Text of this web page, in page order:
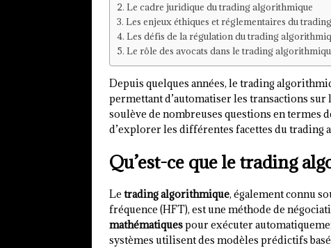
Le cadre juridique du trading algorithmique
Les enjeux éthiques et réglementaires du
Les défis de la régulation du trading
Le rôle des avocats dans le trading
Depuis quelques années, le trading
permettant d’automatiser les transactions
soulève de nombreuses questions en termes
d’explorer les différentes facettes du trading
Qu’est-ce que le trading
Le trading algorithmique, également connu
fréquence (HFT), est une méthode de
mathématiquespour exécuter
systèmes utilisent des modèles prédictifs